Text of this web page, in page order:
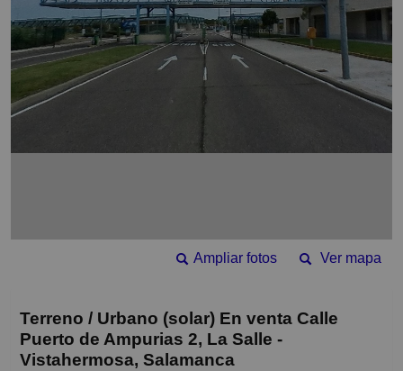
Ver mapa
Ampliar fotos
Terreno / Urbano (solar) En venta Calle
Puerto de Ampurias 2, La Salle -
Vistahermosa, Salamanca